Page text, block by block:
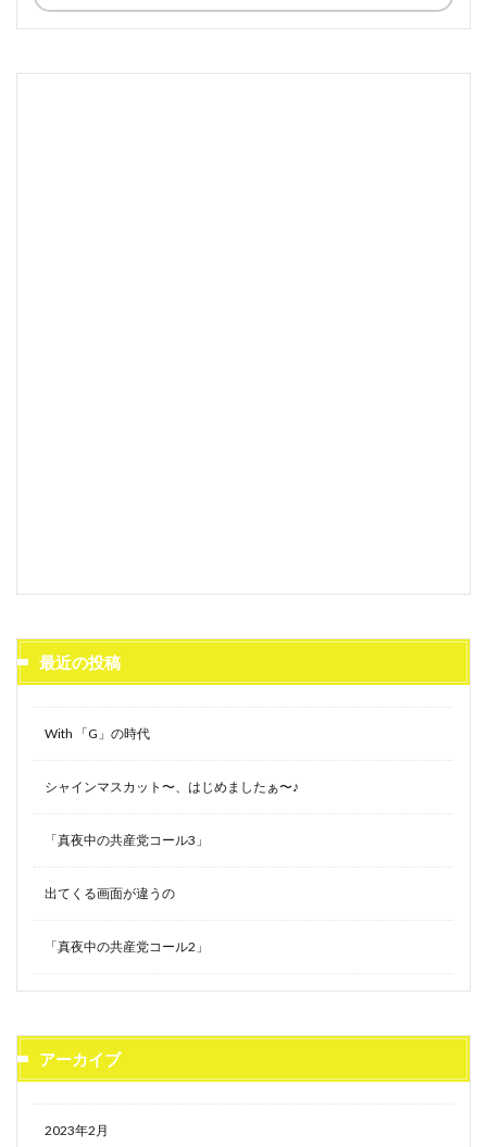
最近の投稿
With 「G」の時代
シャインマスカット〜、はじめましたぁ〜♪
「真夜中の共産党コール3」
出てくる画面が違うの
「真夜中の共産党コール2」
アーカイブ
2023年2月